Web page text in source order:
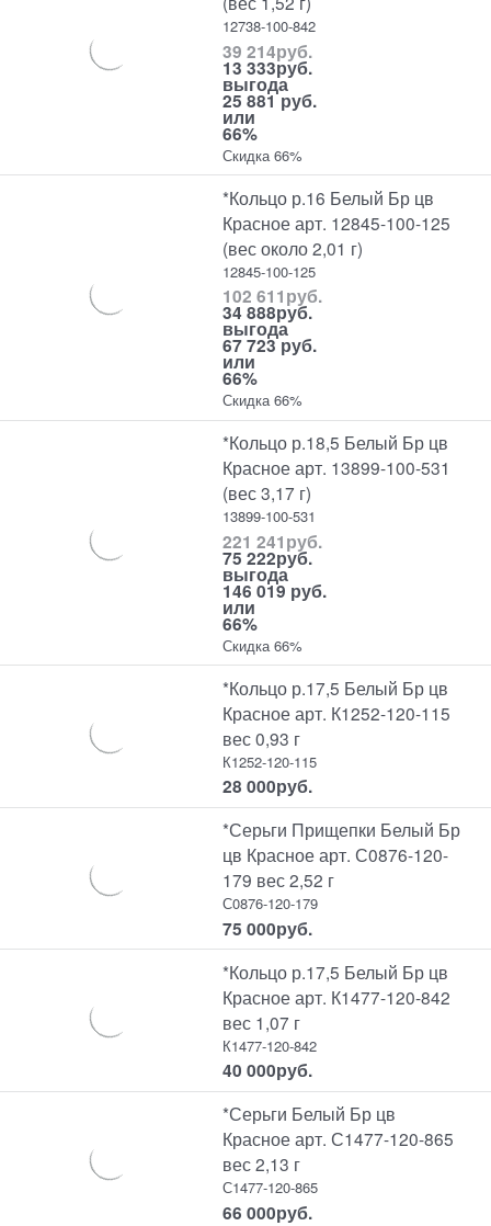
12738-100-842
39 214руб.
13 333руб.
выгода
25 881 руб.
или
66%
Скидка 66%
*Кольцо р.16 Белый Бр цв
Красное арт. 12845-100-125
(вес около 2,01 г)
12845-100-125
102 611руб.
34 888руб.
выгода
67 723 руб.
или
66%
Скидка 66%
*Кольцо р.18,5 Белый Бр цв
Красное арт. 13899-100-531
(вес 3,17 г)
13899-100-531
221 241руб.
75 222руб.
выгода
146 019 руб.
или
66%
Скидка 66%
*Кольцо р.17,5 Белый Бр цв
Красное арт. К1252-120-115
вес 0,93 г
К1252-120-115
28 000руб.
*Серьги Прищепки Белый Бр
цв Красное арт. С0876-120-
179 вес 2,52 г
С0876-120-179
75 000руб.
*Кольцо р.17,5 Белый Бр цв
Красное арт. К1477-120-842
вес 1,07 г
К1477-120-842
40 000руб.
*Серьги Белый Бр цв
Красное арт. С1477-120-865
вес 2,13 г
С1477-120-865
66 000руб.